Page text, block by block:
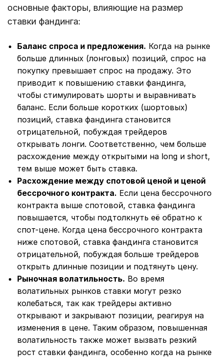
основные факторы, влияющие на размер
ставки фандинга:
Баланс спроса и предложения. Когда на рынке
больше длинных (лонговых) позиций, спрос на
покупку превышает спрос на продажу. Это
приводит к повышению ставки фандинга,
чтобы стимулировать шорты и выравнивать
баланс. Если больше коротких (шортовых)
позиций, ставка фандинга становится
отрицательной, побуждая трейдеров
открывать лонги. Соответственно, чем больше
расхождение между открытыми на long и short,
тем выше может быть ставка.
Расхождение между спотовой ценой и ценой
бессрочного контракта. Если цена бессрочного
контракта выше спотовой, ставка фандинга
повышается, чтобы подтолкнуть её обратно к
спот-цене. Когда цена бессрочного контракта
ниже спотовой, ставка фандинга становится
отрицательной, побуждая больше трейдеров
открыть длинные позиции и подтянуть цену.
Рыночная волатильность. Во время
волатильных рынков ставки могут резко
колебаться, так как трейдеры активно
открывают и закрывают позиции, реагируя на
изменения в цене. Таким образом, повышенная
волатильность также может вызвать резкий
рост ставки фандинга, особенно когда на рынке